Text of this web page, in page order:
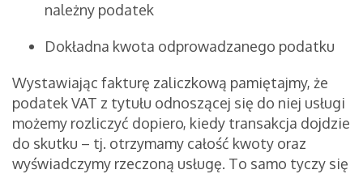
należny podatek
Dokładna kwota odprowadzanego podatku
Wystawiając fakturę zaliczkową pamiętajmy, że
podatek VAT z tytułu odnoszącej się do niej usługi
możemy rozliczyć dopiero, kiedy transakcja dojdzie
do skutku – tj. otrzymamy całość kwoty oraz
wyświadczymy rzeczoną usługę. To samo tyczy się